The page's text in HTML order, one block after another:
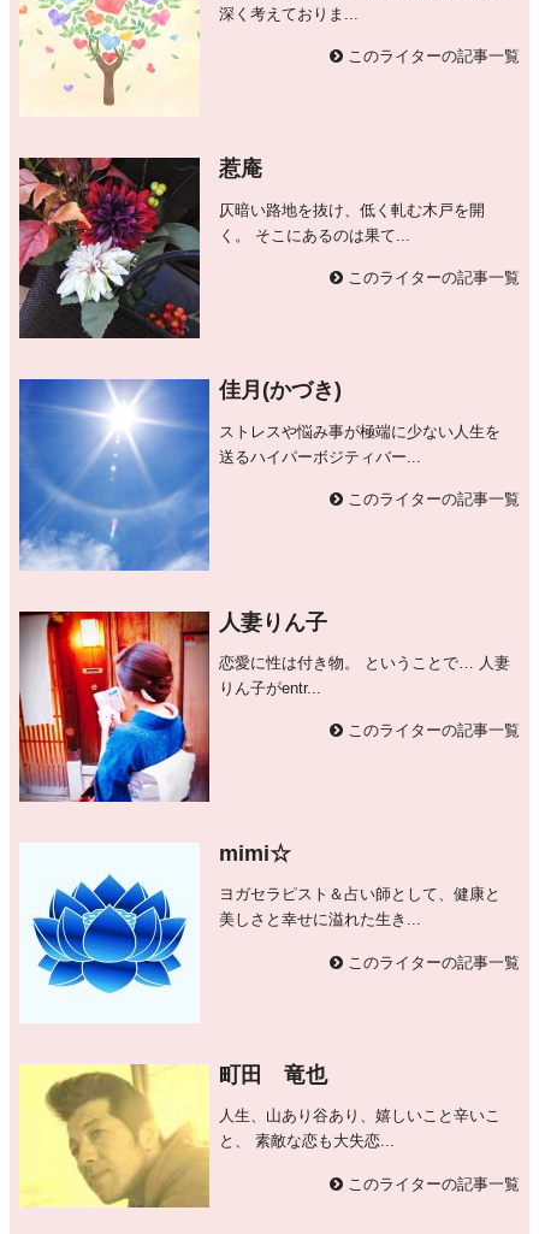
深く考えておりま...
このライターの記事一覧
惹庵
仄暗い路地を抜け、低く軋む木戸を開
く。 そこにあるのは果て...
このライターの記事一覧
佳月(かづき)
ストレスや悩み事が極端に少ない人生を
送るハイパーボジティバー...
このライターの記事一覧
人妻りん子
恋愛に性は付き物。 ということで… 人妻
りん子がentr...
このライターの記事一覧
mimi☆
ヨガセラピスト＆占い師として、健康と
美しさと幸せに溢れた生き...
このライターの記事一覧
町田 竜也
人生、山あり谷あり、嬉しいこと辛いこ
と、 素敵な恋も大失恋...
このライターの記事一覧